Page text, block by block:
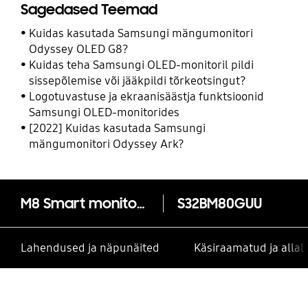
Sagedased Teemad
Kuidas kasutada Samsungi mängumonitori
Odyssey OLED G8?
Kuidas teha Samsungi OLED-monitoril pildi
sissepõlemise või jääkpildi tõrkeotsingut?
Logotuvastuse ja ekraanisäästja funktsioonid
Samsungi OLED-monitorides
[2022] Kuidas kasutada Samsungi
mängumonitori Odyssey Ark?
M8 Smart monitor nutiteleri funktsionaalsusega S32BM80GUU
Lahendused ja näpunäited Käsiraamatud ja